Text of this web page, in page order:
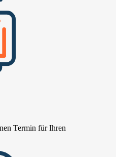
Termin für Ihren